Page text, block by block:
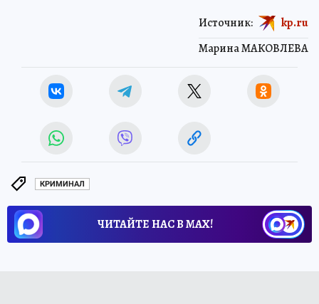
Марина МАКОВЛЕВА
Источник: kp.ru
КРИМИНАЛ
ЧИТАЙТЕ НАС В МАХ!